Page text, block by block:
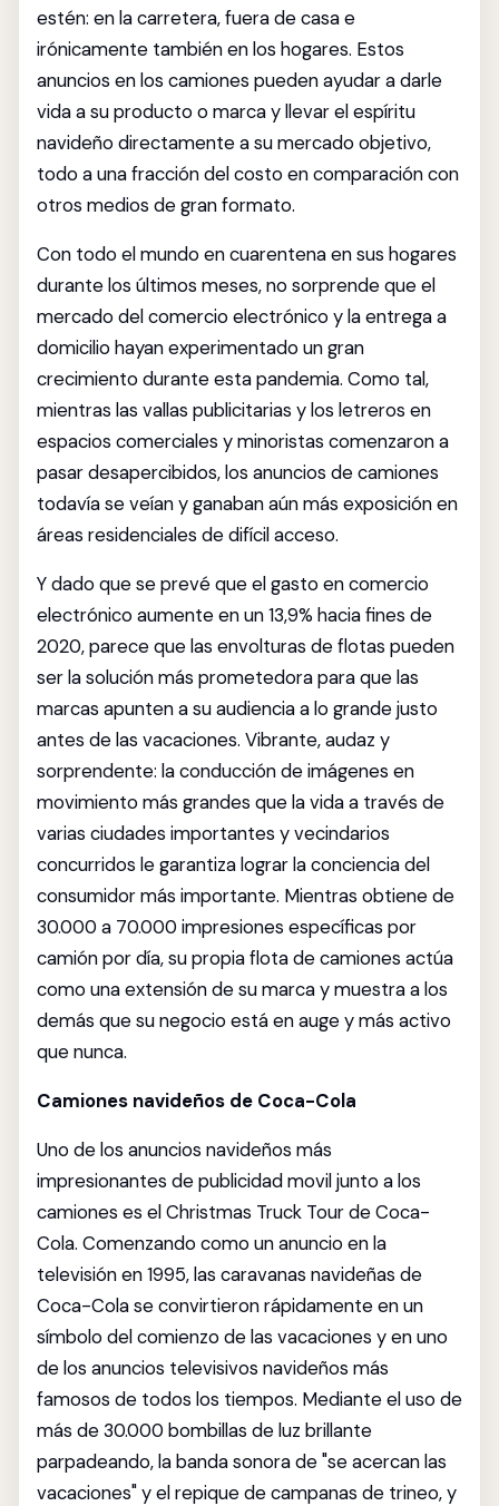
estén: en la carretera, fuera de casa e
irónicamente también en los hogares. Estos
anuncios en los camiones pueden ayudar a darle
vida a su producto o marca y llevar el espíritu
navideño directamente a su mercado objetivo,
todo a una fracción del costo en comparación con
otros medios de gran formato.
Con todo el mundo en cuarentena en sus hogares
durante los últimos meses, no sorprende que el
mercado del comercio electrónico y la entrega a
domicilio hayan experimentado un gran
crecimiento durante esta pandemia. Como tal,
mientras las vallas publicitarias y los letreros en
espacios comerciales y minoristas comenzaron a
pasar desapercibidos, los anuncios de camiones
todavía se veían y ganaban aún más exposición en
áreas residenciales de difícil acceso.
Y dado que se prevé que el gasto en comercio
electrónico aumente en un 13,9% hacia fines de
2020, parece que las envolturas de flotas pueden
ser la solución más prometedora para que las
marcas apunten a su audiencia a lo grande justo
antes de las vacaciones. Vibrante, audaz y
sorprendente: la conducción de imágenes en
movimiento más grandes que la vida a través de
varias ciudades importantes y vecindarios
concurridos le garantiza lograr la conciencia del
consumidor más importante. Mientras obtiene de
30.000 a 70.000 impresiones específicas por
camión por día, su propia flota de camiones actúa
como una extensión de su marca y muestra a los
demás que su negocio está en auge y más activo
que nunca.
Camiones navideños de Coca-Cola
Uno de los anuncios navideños más
impresionantes de publicidad movil junto a los
camiones es el Christmas Truck Tour de Coca-
Cola. Comenzando como un anuncio en la
televisión en 1995, las caravanas navideñas de
Coca-Cola se convirtieron rápidamente en un
símbolo del comienzo de las vacaciones y en uno
de los anuncios televisivos navideños más
famosos de todos los tiempos. Mediante el uso de
más de 30.000 bombillas de luz brillante
parpadeando, la banda sonora de "se acercan las
vacaciones" y el repique de campanas de trineo, y